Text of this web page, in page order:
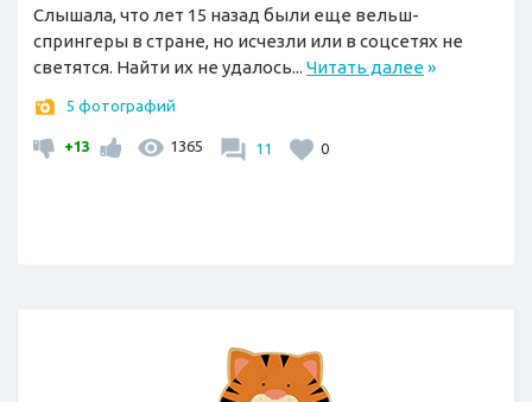
Слышала, что лет 15 назад были еще вельш-
спрингеры в стране, но исчезли или в соцсетях не
светятся. Найти их не удалось... Читать далее»
5 фотографий
+13 1365 11 0